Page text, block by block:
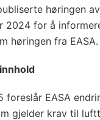
høringen
2024 for å
høringen fra EASA.
foreslår EASA
gjelder krav til